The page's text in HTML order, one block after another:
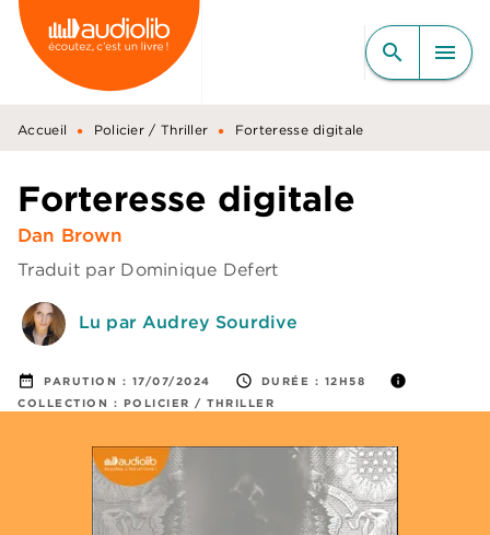
MENU RECHERCHE
CONTENU
PIED DE PAGE
search menu
Accueil • Policier / Thriller • Forteresse digitale
Forteresse digitale
Dan Brown
Traduit par Dominique Defert
Lu par Audrey Sourdive
date_range PARUTION : 17/07/2024 access_time DURÉE : 12H58 info
COLLECTION : POLICIER / THRILLER